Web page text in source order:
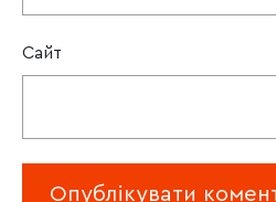
Сайт